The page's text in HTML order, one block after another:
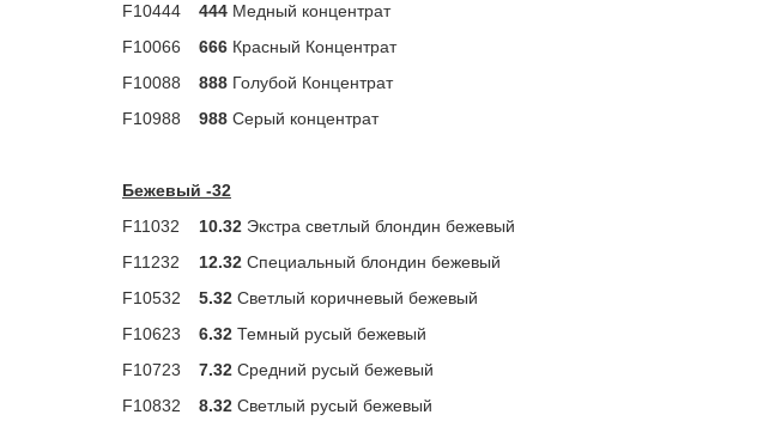
F10444
444 Медный концентрат
F10066
666 Красный Концентрат
F10088
888 Голубой Концентрат
F10988
988 Серый концентрат
Бежевый -32
F11032
10.32 Экстра светлый блондин бежевый
F11232
12.32 Специальный блондин бежевый
F10532
5.32 Светлый коричневый бежевый
F10623
6.32 Темный русый бежевый
F10723
7.32 Средний русый бежевый
F10832
8.32 Светлый русый бежевый